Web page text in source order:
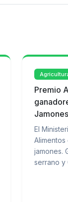
Premio
Jamones
El
jamones.
serrano y